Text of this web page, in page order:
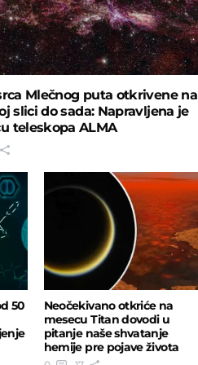
Mlečnog puta otkrivene na
slici do sada: Napravljena je
teleskopa ALMA
50
Neočekivano otkriće na
mesecu Titan dovodi u
pitanje naše shvatanje
hemije pre pojave života